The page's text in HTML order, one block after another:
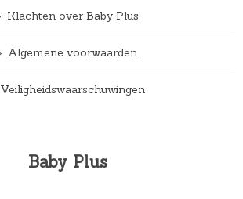
Klachten over Baby Plus
Algemene voorwaarden
Veiligheidswaarschuwingen
Baby Plus